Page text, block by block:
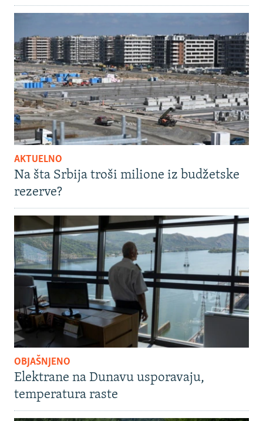
AKTUELNO
Na šta Srbija troši milione iz budžetske
rezerve?
OBJAŠNJENO
Elektrane na Dunavu usporavaju,
temperatura raste